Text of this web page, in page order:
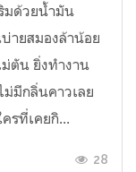
มด้วยน้ำมัน
ายสมองล้าน้อย
ตัน ยิ่งทำงาน
มีกลิ่นคาวเลย
รที่เคยกิ...
28